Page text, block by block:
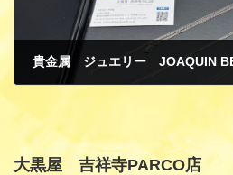
大黒屋 吉祥寺PARCO店